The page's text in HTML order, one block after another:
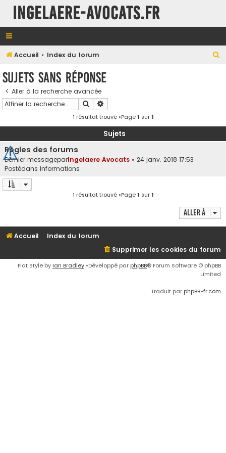
INGELAERE-AVOCATS.FR
Accueil Index du forum
Sujets sans réponse
Aller à la recherche avancée
Rechercher
1 résultat trouvé •Page1 sur1
Sujets
Règles des forums
Dernier messageparIngelaere Avocats « 24 janv. 2018 17:53
Postédans Informations
1 résultat trouvé •Page1 sur1
Aller à
Accueil
Index du forum
Supprimer les cookies du forum
Flat Style by Ian Bradley •Développé par phpBB® Forum Software © phpBB
Limited
Traduit par phpBB-fr.com